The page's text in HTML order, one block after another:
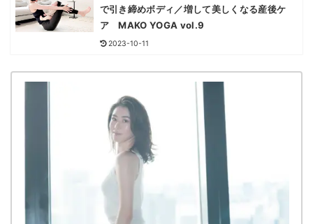
で引き締めボディ／増して美しくなる産後ケ
ア MAKO YOGA vol.9
2023-10-11